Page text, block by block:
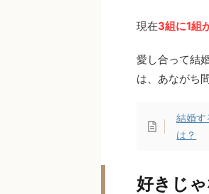
現在3組に1組
愛し合って結
は、あながち
結婚
は？
好きじ